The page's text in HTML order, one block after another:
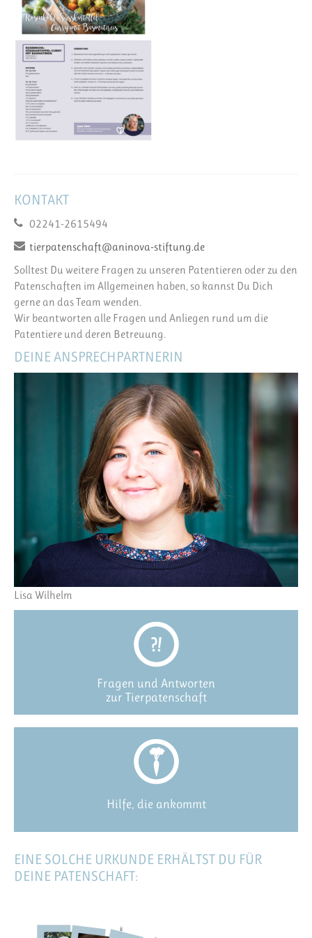
KONTAKT
02241-2615494
tierpatenschaft@aninova-stiftung.de
Solltest Du weitere Fragen zu unseren Patentieren oder zu den
Patenschaften im Allgemeinen haben, so kannst Du Dich
gerne an das Team wenden.
Wir beantworten alle Fragen und Anliegen rund um die
Patentiere und deren Betreuung.
DEINE ANSPRECHPARTNERIN
Lisa Wilhelm
Fragen und Antworten
zur Tierpatenschaft
Hilfe, die ankommt
EINE SOLCHE URKUNDE ERHÄLTST DU FÜR
DEINE PATENSCHAFT: